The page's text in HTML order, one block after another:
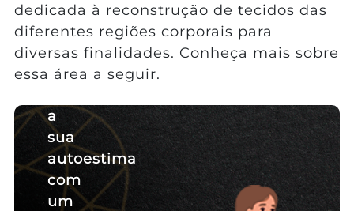
dedicada à reconstrução de tecidos das
diferentes regiões corporais para
diversas finalidades. Conheça mais sobre
essa área a seguir.
a
sua
autoestima
com
um